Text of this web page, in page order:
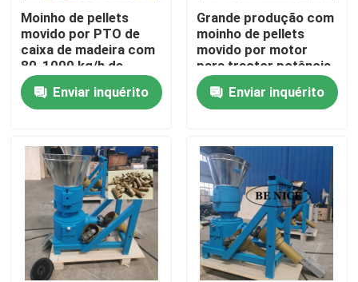
Casa
Show de RV
Quem Somos
Moinho de pellets
movido por PTO de
caixa de madeira com
80-1000 kg/h de
produção para
produção de pellets
de madeira
Enviar inquérito
Grande produção com
moinho de pellets
movido por motor
para tractor potência
de cavalo 10-80 hp
Enviar inquérito